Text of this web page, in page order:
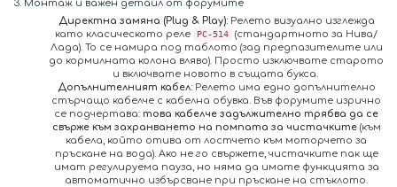
3. Монтаж и важен детайл от форумите
Директна замяна (Plug & Play):Релето визуално изглежда
като класическото реле
РС-514
(стандартното за Нива/
Лада). То се намира под таблото (зад предпазителите или
до кормилната колона вляво). Просто изключвате старото
и включвате новото в същата букса.
Допълнителният кабел:Релето има едно допълнително
стърчащо кабелче с кабелна обувка. Във форумите изрично
се подчертава: това кабелче задължително трябва да се
свърже към захранването на помпата за чистачките(към
кабела, който отива от лостчето към моторчето за
пръскане на вода). Ако не го свържете, чистачките пак ще
имат регулируема пауза, но няма да имате функцията за
автоматично избърсване при пръскане на стъклото.